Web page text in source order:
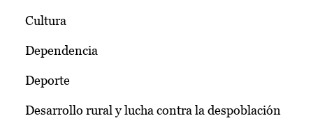
Cultura
Dependencia
Deporte
Desarrollo rural y lucha contra la despoblación